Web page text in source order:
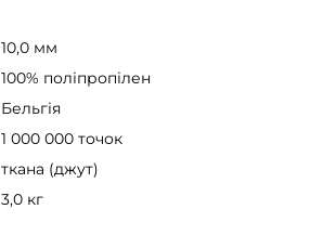
10,0 мм
100% поліпропілен
Бельгія
1 000 000 точок
ткана (джут)
3,0 кг